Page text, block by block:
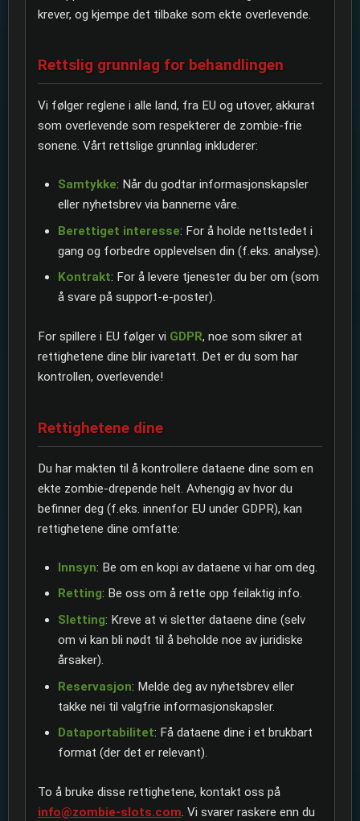
krever, og kjempe det tilbake som ekte overlevende.
Rettslig grunnlag for behandlingen
Vi følger reglene i alle land, fra EU og utover, akkurat
som overlevende som respekterer de zombie-frie
sonene. Vårt rettslige grunnlag inkluderer:
Samtykke: Når du godtar informasjonskapsler
eller nyhetsbrev via bannerne våre.
Berettiget interesse: For å holde nettstedet i
gang og forbedre opplevelsen din (f.eks. analyse).
Kontrakt: For å levere tjenester du ber om (som
å svare på support-e-poster).
For spillere i EU følger vi GDPR, noe som sikrer at
rettighetene dine blir ivaretatt. Det er du som har
kontrollen, overlevende!
Rettighetene dine
Du har makten til å kontrollere dataene dine som en
ekte zombie-drepende helt. Avhengig av hvor du
befinner deg (f.eks. innenfor EU under GDPR), kan
rettighetene dine omfatte:
Innsyn: Be om en kopi av dataene vi har om deg.
Retting: Be oss om å rette opp feilaktig info.
Sletting: Kreve at vi sletter dataene dine (selv
om vi kan bli nødt til å beholde noe av juridiske
årsaker).
Reservasjon: Melde deg av nyhetsbrev eller
takke nei til valgfrie informasjonskapsler.
Dataportabilitet: Få dataene dine i et brukbart
format (der det er relevant).
To å bruke disse rettighetene, kontakt oss på
info@zombie-slots.com. Vi svarer raskere enn du